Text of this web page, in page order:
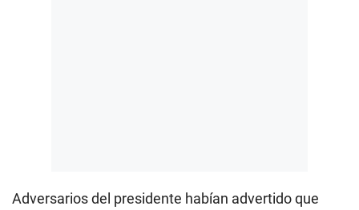
Adversarios del presidente habían advertido que